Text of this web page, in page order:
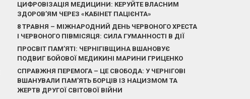
ЦИФРОВІЗАЦІЯ МЕДИЦИНИ: КЕРУЙТЕ ВЛАСНИМ
ЗДОРОВ’ЯМ ЧЕРЕЗ «КАБІНЕТ ПАЦІЄНТА»
8 ТРАВНЯ – МІЖНАРОДНИЙ ДЕНЬ ЧЕРВОНОГО ХРЕСТА
І ЧЕРВОНОГО ПІВМІСЯЦЯ: СИЛА ГУМАННОСТІ В ДІЇ
ПРОСВІТ ПАМ’ЯТІ: ЧЕРНІГІВЩИНА ВШАНОВУЄ
ПОДВИГ БОЙОВОЇ МЕДИКИНІ МАРИНИ ГРИЦЕНКО
СПРАВЖНЯ ПЕРЕМОГА – ЦЕ СВОБОДА: У ЧЕРНІГОВІ
ВШАНУВАЛИ ПАМ’ЯТЬ БОРЦІВ ІЗ НАЦИЗМОМ ТА
ЖЕРТВ ДРУГОЇ СВІТОВОЇ ВІЙНИ